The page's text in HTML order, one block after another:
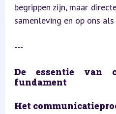
begrippen zijn, maar
samenleving en op ons als
---
De essentie van
fundament
Het